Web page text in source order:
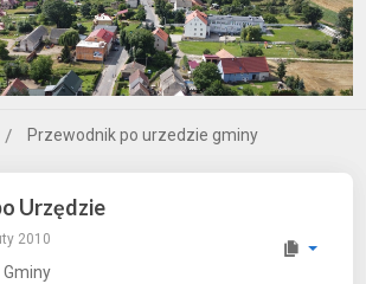
Przewodnik po urzedzie gminy
Urzędzie
2010